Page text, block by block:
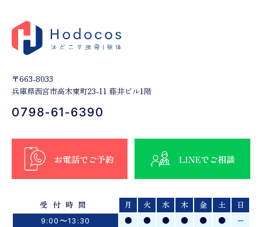
〒663-8033
兵庫県西宮市高木東町23-11 藤井ビル1階
0798-61-6390
受付時間 月 火 水 木 金 土 日
9:00〜13:30 ● ● ● ● ● ● ー